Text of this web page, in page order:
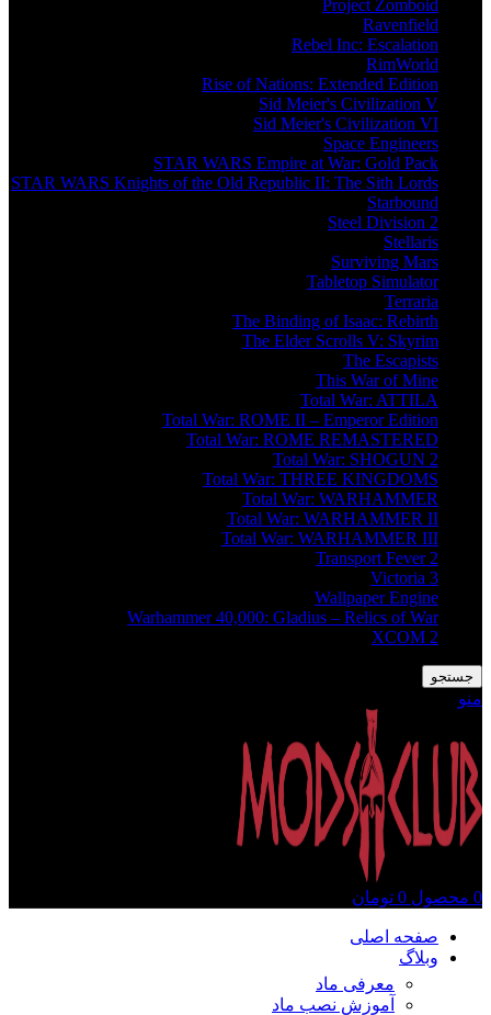
Project Zomboid
Ravenfield
Rebel Inc: Escalation
RimWorld
Rise of Nations: Extended Edition
Sid Meier's Civilization V
Sid Meier's Civilization VI
Space Engineers
STAR WARS Empire at War: Gold Pack
STAR WARS Knights of the Old Republic II: The Sith Lords
Starbound
Steel Division 2
Stellaris
Surviving Mars
Tabletop Simulator
Terraria
The Binding of Isaac: Rebirth
The Elder Scrolls V: Skyrim
The Escapists
This War of Mine
Total War: ATTILA
Total War: ROME II – Emperor Edition
Total War: ROME REMASTERED
Total War: SHOGUN 2
Total War: THREE KINGDOMS
Total War: WARHAMMER
Total War: WARHAMMER II
Total War: WARHAMMER III
Transport Fever 2
Victoria 3
Wallpaper Engine
Warhammer 40,000: Gladius – Relics of War
XCOM 2
جستجو
منو
0 محصول 0 تومان
صفحه اصلی
وبلاگ
معرفی ماد
آموزش نصب ماد